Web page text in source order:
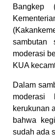
Bangkep
sambutan
moderasi
KUA
Dalam
moderasi
kerukunan
bahwa
sudah ada